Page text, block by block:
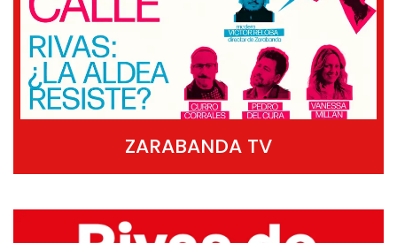
ZARABANDA TV